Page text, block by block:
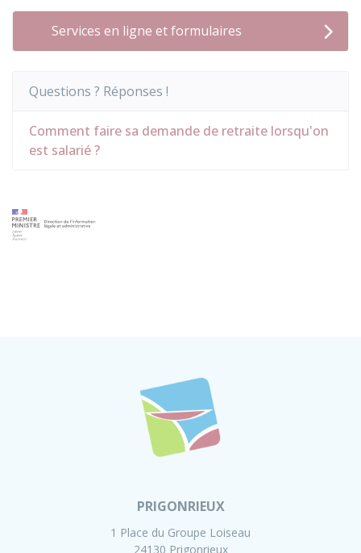
Services en ligne et formulaires
Questions ? Réponses !
Comment faire sa demande de retraite lorsqu'on
est salarié ?
PRIGONRIEUX
1 Place du Groupe Loiseau
24130 Prigonrieux